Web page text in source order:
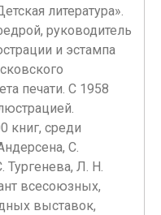
литература».
руководитель
и эстампа
печати. С 1958
книг, среди
С.
Тургенева, Л. Н.
всесоюзных,
выставок,